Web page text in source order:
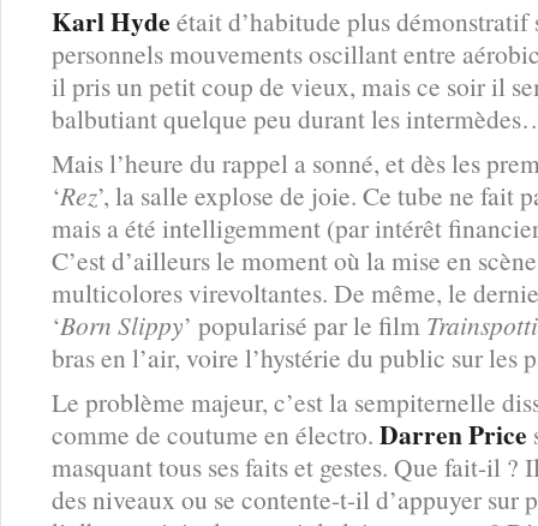
Karl Hyde était d’habitude plus démonstratif
personnels mouvements oscillant entre
il pris un petit coup de vieux, mais ce soir il
balbutiant quelque peu durant les
Mais l’heure du rappel a sonné, et dès les
‘Rez’, la salle explose de joie. Ce tube ne fait
mais a été intelligemment (par intérêt
C’est d’ailleurs le moment où la mise en
multicolores virevoltantes. De même, le
‘Born Slippy’ popularisé par le film
bras en l’air, voire l’hystérie du public sur les
Le problème majeur, c’est la sempiternelle
comme de coutume en électro. Darren Price
masquant tous ses faits et gestes. Que fait-il ?
des niveaux ou se contente-t-il d’appuyer sur